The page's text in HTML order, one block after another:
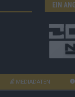
EIN
MEDIADATEN